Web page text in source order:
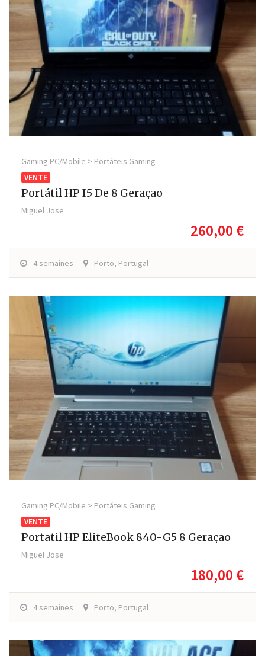
Gaming PC/Mobile > Portáteis Gaming
VENTE
Portátil HP I5 De 8 Geraçao
Miguel Jose
260,00 €
4 semaines Porto, Portugal
Gaming PC/Mobile > Portáteis Gaming
VENTE
Portatil HP EliteBook 840-G5 8 Geraçao
Miguel Jose
180,00 €
4 semaines Porto, Portugal